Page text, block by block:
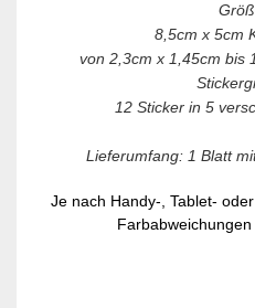
8,5cm x 5cm
von 2,3cm x 1,45cm bis
12 Sticker in 5
Lieferumfang: 1 Blatt
Je nach Handy-, Tablet-
Farbabweichungen